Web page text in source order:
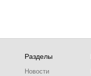
Разделы
Новости